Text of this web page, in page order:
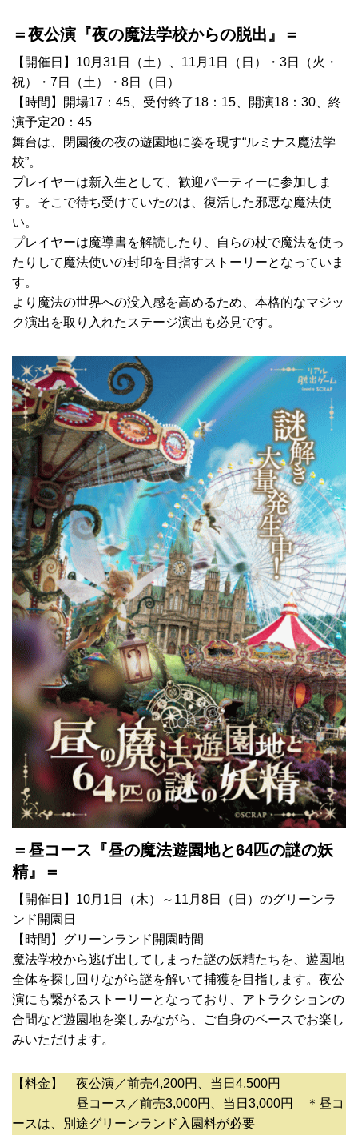
＝夜公演『夜の魔法学校からの脱出』＝
【開催日】10月31日（土）、11月1日（日）・3日（火・
祝）・7日（土）・8日（日）
【時間】開場17：45、受付終了18：15、開演18：30、終
演予定20：45
舞台は、閉園後の夜の遊園地に姿を現す“ルミナス魔法学
校”。
プレイヤーは新入生として、歓迎パーティーに参加しま
す。そこで待ち受けていたのは、復活した邪悪な魔法使
い。
プレイヤーは魔導書を解読したり、自らの杖で魔法を使っ
たりして魔法使いの封印を目指すストーリーとなっていま
す。
より魔法の世界への没入感を高めるため、本格的なマジッ
ク演出を取り入れたステージ演出も必見です。
＝昼コース『昼の魔法遊園地と64匹の謎の妖
精』＝
【開催日】10月1日（木）～11月8日（日）のグリーンラ
ンド開園日
【時間】グリーンランド開園時間
魔法学校から逃げ出してしまった謎の妖精たちを、遊園地
全体を探し回りながら謎を解いて捕獲を目指します。夜公
演にも繋がるストーリーとなっており、アトラクションの
合間など遊園地を楽しみながら、ご自身のペースでお楽し
みいただけます。
【料金】 夜公演／前売4,200円、当日4,500円
昼コース／前売3,000円、当日3,000円 ＊昼コ
ースは、別途グリーンランド入園料が必要